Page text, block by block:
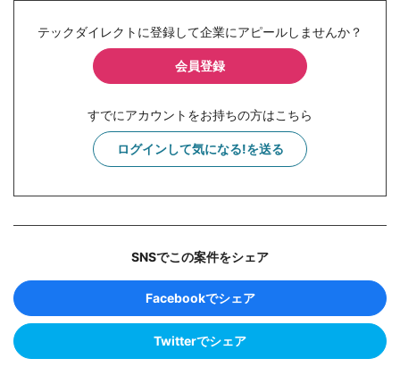
テックダイレクトに登録して企業にアピールしませんか？
会員登録
すでにアカウントをお持ちの方はこちら
ログインして気になる!を送る
SNSでこの案件をシェア
Facebookでシェア
Twitterでシェア